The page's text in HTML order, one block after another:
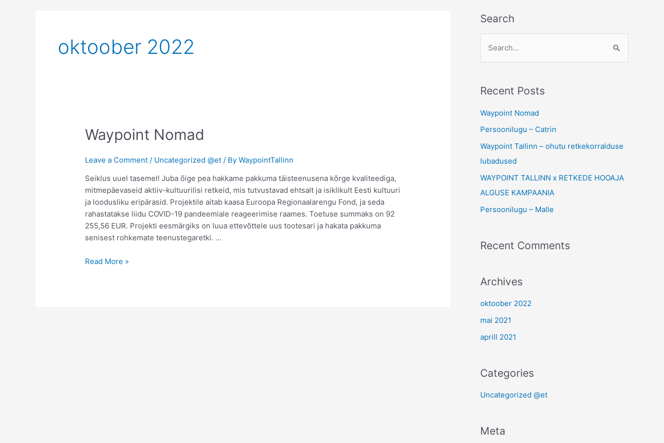
oktoober 2022
Waypoint Nomad
Leave a Comment / Uncategorized @et / ByWaypointTallinn
Seiklus uuel tasemel! Juba õige pea hakkame pakkuma täisteenusena kõrge kvaliteediga,
mitmepäevaseid aktiiv-kultuurilisi retkeid, mis tutvustavad ehtsalt ja isiklikult Eesti kultuuri
ja loodusliku eripärasid. Projektile aitab kaasa Euroopa Regionaalarengu Fond, ja seda
rahastatakse liidu COVID-19 pandeemiale reageerimise raames. Toetuse summaks on 92
255,56 EUR. Projekti eesmärgiks on luua ettevõttele uus tootesari ja hakata pakkuma
senisest rohkemate teenustegaretki. …
Waypoint
Nomad
Read More »
Search
e
r
c
:
Recent Posts
Waypoint Nomad
Persoonilugu – Catrin
Waypoint Tallinn – ohutu retkekorralduse
lubadused
WAYPOINT TALLINN x RETKEDE HOOAJA
ALGUSE KAMPAANIA
Persoonilugu – Malle
Recent Comments
Archives
oktoober 2022
mai 2021
aprill 2021
Categories
Uncategorized @et
Meta